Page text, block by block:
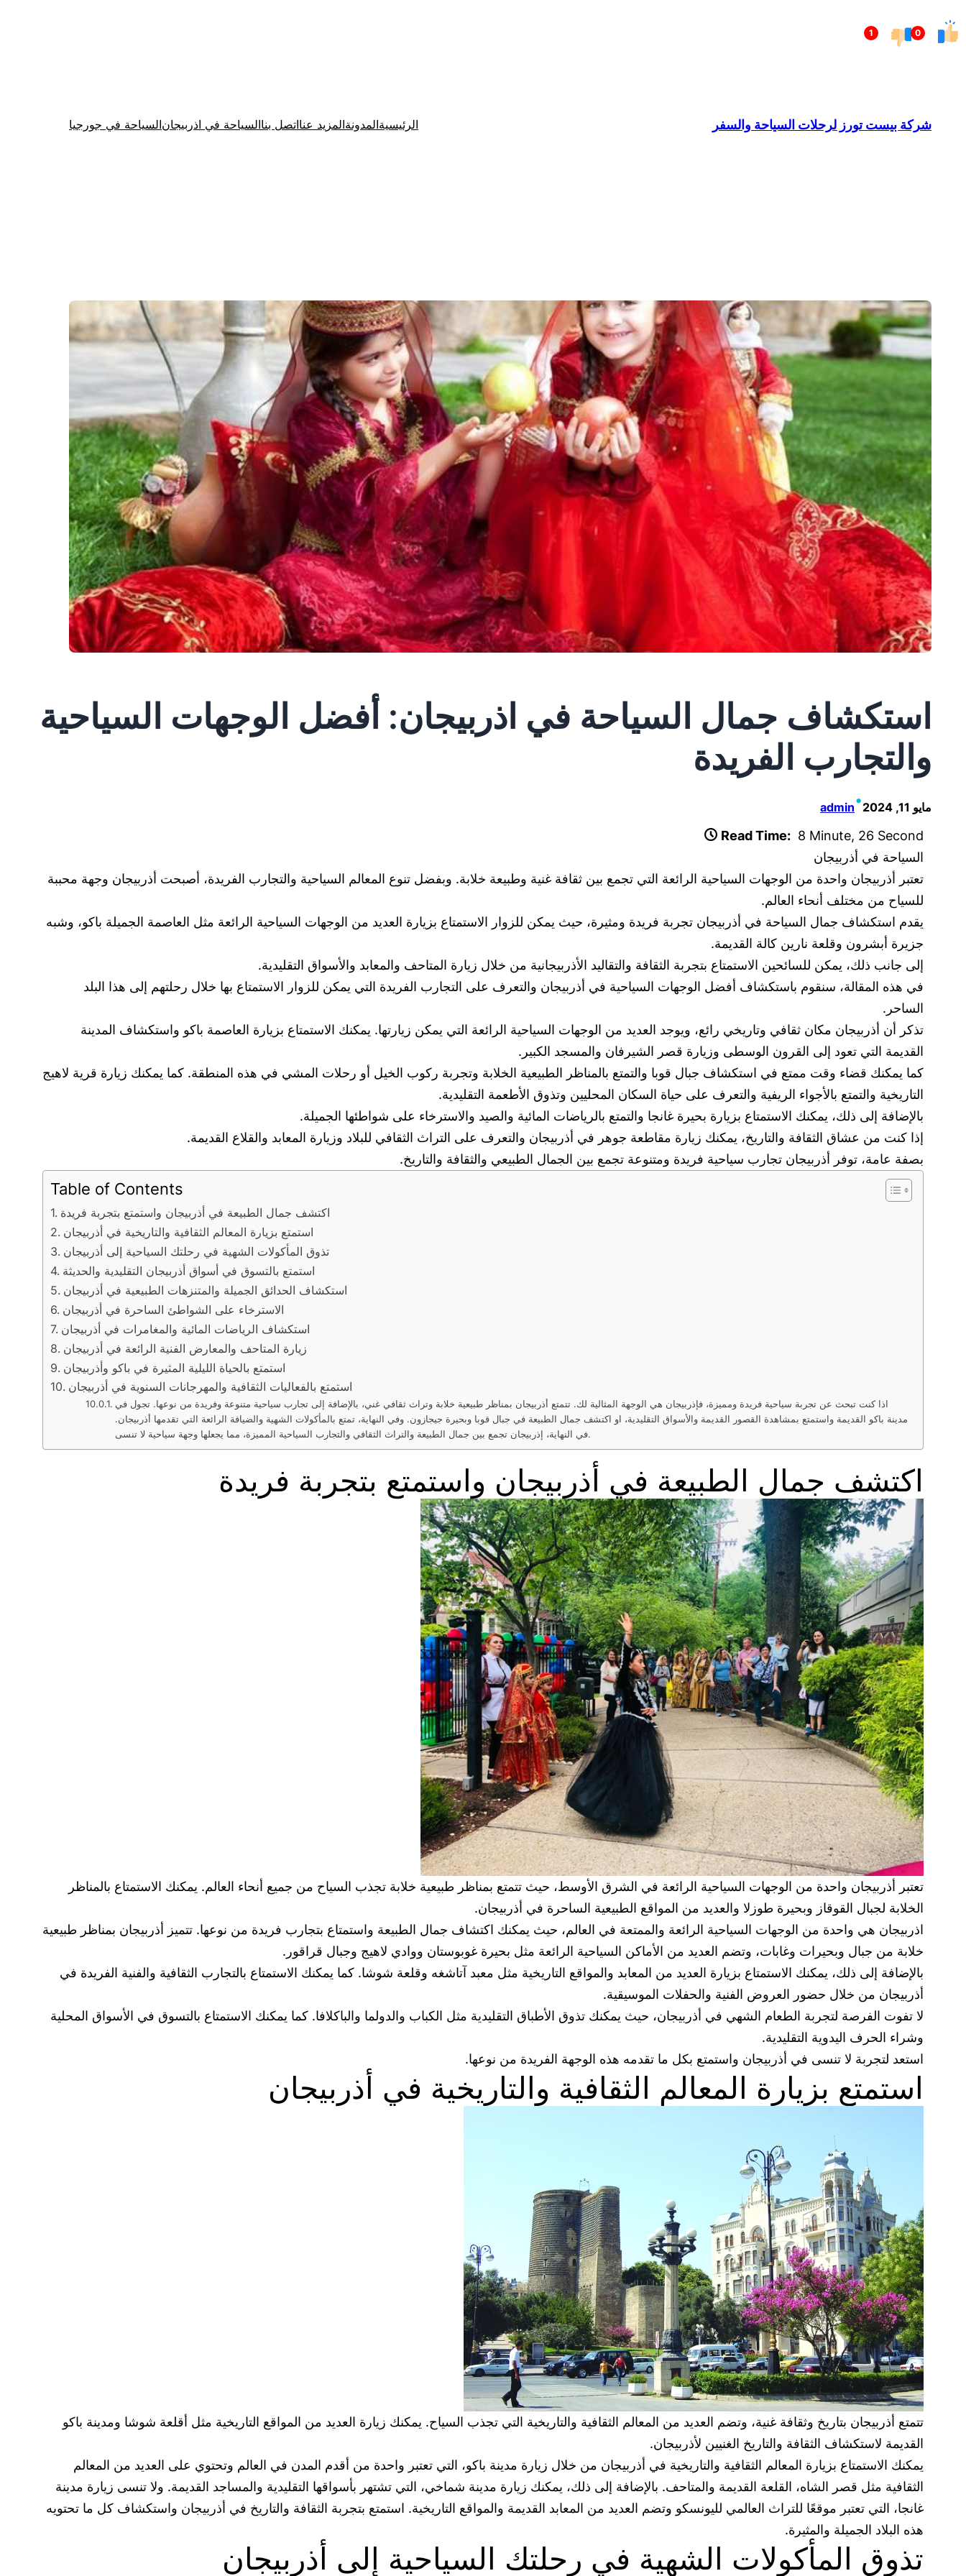
0
1إلى
شركة بيست تورز لرحلات السياحة والسفر الرئيسيةالمدونةالمزيد عنااتصل بناالسياحة في اذربيجانالسياحة في جورجيا
استكشاف جمال السياحة في اذربيجان: أفضل الوجهات السياحية
والتجارب الفريدة
مايو 11, 2024 •
admin
Read Time: 8 Minute, 26 Second
السياحة في أذربيجان
تعتبر أذربيجان واحدة من الوجهات السياحية الرائعة التي تجمع بين ثقافة غنية وطبيعة خلابة. وبفضل تنوع المعالم السياحية والتجارب الفريدة، أصبحت أذربيجان وجهة محببة
للسياح من مختلف أنحاء العالم.
يقدم استكشاف جمال السياحة في أذربيجان تجربة فريدة ومثيرة، حيث يمكن للزوار الاستمتاع بزيارة العديد من الوجهات السياحية الرائعة مثل العاصمة الجميلة باكو، وشبه
جزيرة أبشرون وقلعة نارين كالة القديمة.
إلى جانب ذلك، يمكن للسائحين الاستمتاع بتجربة الثقافة والتقاليد الأذربيجانية من خلال زيارة المتاحف والمعابد والأسواق التقليدية.
في هذه المقالة، سنقوم باستكشاف أفضل الوجهات السياحية في أذربيجان والتعرف على التجارب الفريدة التي يمكن للزوار الاستمتاع بها خلال رحلتهم إلى هذا البلد
الساحر.
تذكر أن أذربيجان مكان ثقافي وتاريخي رائع، ويوجد العديد من الوجهات السياحية الرائعة التي يمكن زيارتها. يمكنك الاستمتاع بزيارة العاصمة باكو واستكشاف المدينة
القديمة التي تعود إلى القرون الوسطى وزيارة قصر الشيرفان والمسجد الكبير.
كما يمكنك قضاء وقت ممتع في استكشاف جبال قوبا والتمتع بالمناظر الطبيعية الخلابة وتجربة ركوب الخيل أو رحلات المشي في هذه المنطقة. كما يمكنك زيارة قرية لاهيج
التاريخية والتمتع بالأجواء الريفية والتعرف على حياة السكان المحليين وتذوق الأطعمة التقليدية.
بالإضافة إلى ذلك، يمكنك الاستمتاع بزيارة بحيرة غانجا والتمتع بالرياضات المائية والصيد والاسترخاء على شواطئها الجميلة.
إذا كنت من عشاق الثقافة والتاريخ، يمكنك زيارة مقاطعة جوهر في أذربيجان والتعرف على التراث الثقافي للبلاد وزيارة المعابد والقلاع القديمة.
بصفة عامة، توفر أذربيجان تجارب سياحية فريدة ومتنوعة تجمع بين الجمال الطبيعي والثقافة والتاريخ.
Table of Contents
اكتشف جمال الطبيعة في أذربيجان واستمتع بتجربة فريدة
استمتع بزيارة المعالم الثقافية والتاريخية في أذربيجان
تذوق المأكولات الشهية في رحلتك السياحية إلى أذربيجان
استمتع بالتسوق في أسواق أذربيجان التقليدية والحديثة
استكشاف الحدائق الجميلة والمتنزهات الطبيعية في أذربيجان
الاسترخاء على الشواطئ الساحرة في أذربيجان
استكشاف الرياضات المائية والمغامرات في أذربيجان
زيارة المتاحف والمعارض الفنية الرائعة في أذربيجان
استمتع بالحياة الليلية المثيرة في باكو وأذربيجان
استمتع بالفعاليات الثقافية والمهرجانات السنوية في أذربيجان
اذا كنت تبحث عن تجربة سياحية فريدة ومميزة، فإذربيجان هي الوجهة المثالية لك. تتمتع أذربيجان بمناظر طبيعية خلابة وتراث ثقافي غني، بالإضافة إلى تجارب سياحية متنوعة وفريدة من نوعها. تجول في
مدينة باكو القديمة واستمتع بمشاهدة القصور القديمة والأسواق التقليدية، او اكتشف جمال الطبيعة في جبال قوبا وبحيرة جيجازون. وفي النهاية، تمتع بالمأكولات الشهية والضيافة الرائعة التي تقدمها أذربيجان.
في النهاية، إذربيجان تجمع بين جمال الطبيعة والتراث الثقافي والتجارب السياحية المميزة، مما يجعلها وجهة سياحية لا تنسى.
اكتشف جمال الطبيعة في أذربيجان واستمتع بتجربة فريدة
تعتبر أذربيجان واحدة من الوجهات السياحية الرائعة في الشرق الأوسط، حيث تتمتع بمناظر طبيعية خلابة تجذب السياح من جميع أنحاء العالم. يمكنك الاستمتاع بالمناظر
الخلابة لجبال القوقاز وبحيرة طوزلا والعديد من المواقع الطبيعية الساحرة في أذربيجان.
اذربيجان هي واحدة من الوجهات السياحية الرائعة والممتعة في العالم، حيث يمكنك اكتشاف جمال الطبيعة واستمتاع بتجارب فريدة من نوعها. تتميز أذربيجان بمناظر طبيعية
خلابة من جبال وبحيرات وغابات، وتضم العديد من الأماكن السياحية الرائعة مثل بحيرة غوبوستان ووادي لاهيج وجبال قراقور.
بالإضافة إلى ذلك، يمكنك الاستمتاع بزيارة العديد من المعابد والمواقع التاريخية مثل معبد آتاشغه وقلعة شوشا. كما يمكنك الاستمتاع بالتجارب الثقافية والفنية الفريدة في
أذربيجان من خلال حضور العروض الفنية والحفلات الموسيقية.
لا تفوت الفرصة لتجربة الطعام الشهي في أذربيجان، حيث يمكنك تذوق الأطباق التقليدية مثل الكباب والدولما والباكلافا. كما يمكنك الاستمتاع بالتسوق في الأسواق المحلية
وشراء الحرف اليدوية التقليدية.
استعد لتجربة لا تنسى في أذربيجان واستمتع بكل ما تقدمه هذه الوجهة الفريدة من نوعها.
استمتع بزيارة المعالم الثقافية والتاريخية في أذربيجان
تتمتع أذربيجان بتاريخ وثقافة غنية، وتضم العديد من المعالم الثقافية والتاريخية التي تجذب السياح. يمكنك زيارة العديد من المواقع التاريخية مثل أقلعة شوشا ومدينة باكو
القديمة لاستكشاف الثقافة والتاريخ الغنيين لأذربيجان.
يمكنك الاستمتاع بزيارة المعالم الثقافية والتاريخية في أذربيجان من خلال زيارة مدينة باكو، التي تعتبر واحدة من أقدم المدن في العالم وتحتوي على العديد من المعالم
الثقافية مثل قصر الشاه، القلعة القديمة والمتاحف. بالإضافة إلى ذلك، يمكنك زيارة مدينة شماخي، التي تشتهر بأسواقها التقليدية والمساجد القديمة. ولا تنسى زيارة مدينة
غانجا، التي تعتبر موقعًا للتراث العالمي لليونسكو وتضم العديد من المعابد القديمة والمواقع التاريخية. استمتع بتجربة الثقافة والتاريخ في أذربيجان واستكشاف كل ما تحتويه
هذه البلاد الجميلة والمثيرة.
تذوق المأكولات الشهية في رحلتك السياحية إلى أذربيجان